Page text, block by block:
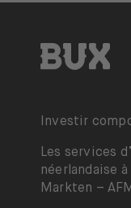
Investir
Les services
néerlandaise
Markten –